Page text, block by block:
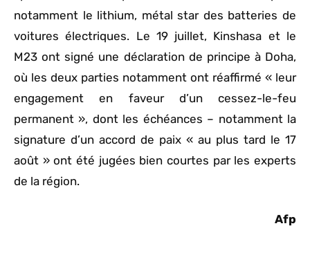
notamment le lithium, métal star des batteries de
voitures électriques. Le 19 juillet, Kinshasa et le
M23 ont signé une déclaration de principe à Doha,
où les deux parties notamment ont réaffirmé « leur
engagement en faveur d’un cessez-le-feu
permanent », dont les échéances – notamment la
signature d’un accord de paix « au plus tard le 17
août » ont été jugées bien courtes par les experts
de la région.
Afp